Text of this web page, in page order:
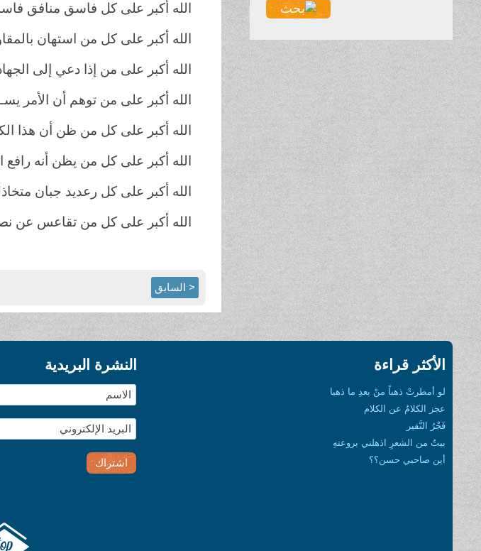
الله أكبر على كل فاسق منافق
الله أكبر على كل من استهان
الله أكبر على من إذا دعي إلى
الله أكبر على من توهم أن الأمر
الله أكبر على كل من ظن أن هذا
الله أكبر على كل من يظن أنه رافع
الله أكبر على كل رعديد جبان
الله أكبر على كل من تقاعس عن
< السابق
الأكثر قراءة
لو أمطرتْ ذهباً منْ بعدِ ما ذهبا
عجز الكلامُ عن الكلام
فَجْرُ النَّفير
بيتٌ من الشعرِ اذهلني بروعتهِ
أين صاحبي حسن؟؟
النشرة البريدية